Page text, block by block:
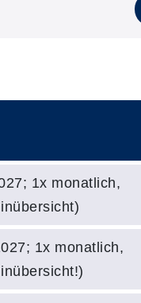
1x monatlich,
1x monatlich,